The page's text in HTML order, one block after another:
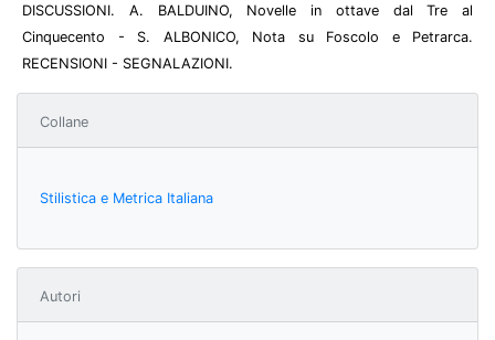
DISCUSSIONI. A. BALDUINO, Novelle in ottave dal Tre al
Cinquecento - S. ALBONICO, Nota su Foscolo e Petrarca.
RECENSIONI - SEGNALAZIONI.
Collane
Stilistica e Metrica Italiana
Autori